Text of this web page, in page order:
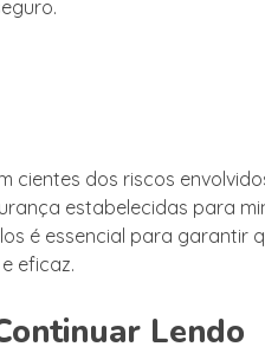
cientes dos riscos
estabelecidas para
é essencial para garantir
eficaz.
Lendo